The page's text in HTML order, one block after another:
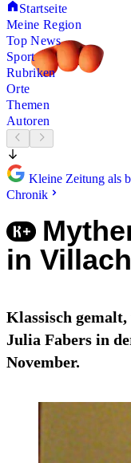
Startseite
Meine Region
Top News
Sport
Rubriken
Orte
Themen
Autoren
Kleine Zeitung als
Chronik
in Villach
Klassisch
Julia Fabers in
November.